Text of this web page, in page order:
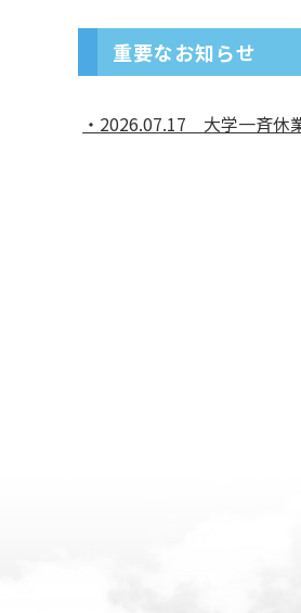
重要なお知らせ
2026.07.17 大学一斉休